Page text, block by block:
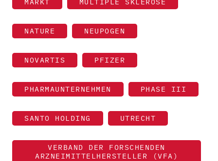
NATURE NEUPOGEN
NOVARTIS PFIZER
PHARMAUNTERNEHMEN PHASE III
SANTO HOLDING UTRECHT
VERBAND DER FORSCHENDEN
ARZNEIMITTELHERSTELLER (VFA)